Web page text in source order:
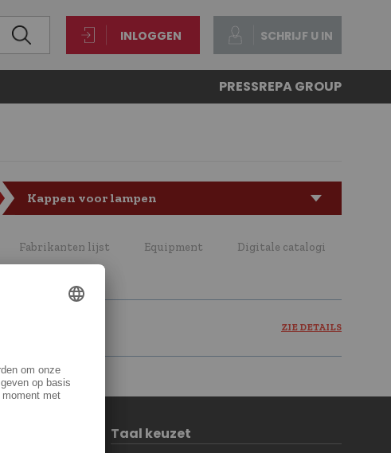
INLOGGEN SCHRIJF U IN
PRESSREPA GROUP
Kappen voor lampen
Fabrikanten lijst Equipment Digitale catalogi
ZIE DETAILS
Taal keuzet